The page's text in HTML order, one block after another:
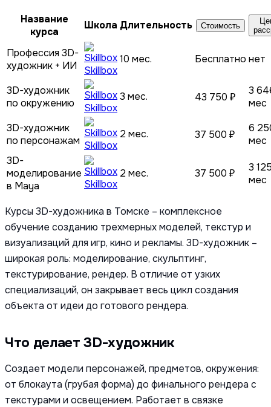
Название
курса
Школа Длительность Стоимость
Профессия 3D-
художник + ИИ
Skillbox
10 мес. Бесплатно нет
3D-художник
по окружению
Skillbox
3 мес. 43 750 ₽
3
мес
3D-художник
по персонажам Skillbox
2 мес. 37 500 ₽
6
мес
3D-
моделирование
в Maya
Skillbox
2 мес. 37 500 ₽
3
мес
Курсы 3D-художника в Томске – комплексное
обучение созданию трехмерных моделей, текстур и
визуализаций для игр, кино и рекламы. 3D-художник –
широкая роль: моделирование, скульптинг,
текстурирование, рендер. В отличие от узких
специализаций, он закрывает весь цикл создания
объекта от идеи до готового рендера.
Что делает 3D-художник
Создает модели персонажей, предметов, окружения:
от блокаута (грубая форма) до финального рендера с
текстурами и освещением. Работает в связке